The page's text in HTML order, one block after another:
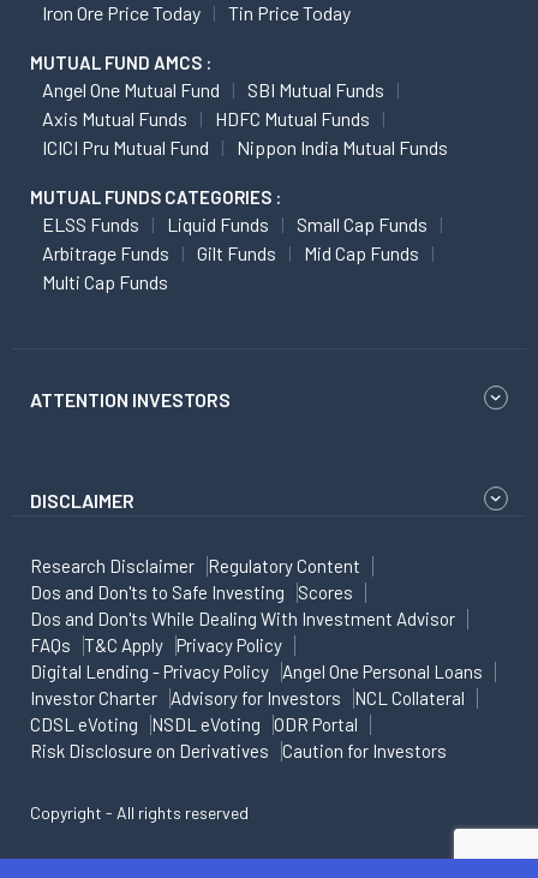
Iron Ore Price Today
Tin Price Today
MUTUAL FUND AMCS :
Angel One Mutual Fund
SBI Mutual Funds
Axis Mutual Funds
HDFC Mutual Funds
ICICI Pru Mutual Fund
Nippon India Mutual Funds
MUTUAL FUNDS CATEGORIES :
ELSS Funds Liquid Funds
Small Cap Funds
Arbitrage Funds
Gilt Funds
Mid Cap Funds
Multi Cap Funds
ATTENTION INVESTORS
DISCLAIMER
Research Disclaimer
Regulatory Content
Dos and Don'ts to Safe Investing
Scores
Dos and Don'ts While Dealing With Investment Advisor
FAQs
T&C Apply
Privacy Policy
Digital Lending - Privacy Policy
Angel One Personal Loans
Investor Charter
Advisory for Investors
NCL Collateral
CDSL eVoting
NSDL eVoting
ODR Portal
Risk Disclosure on Derivatives
Caution for Investors
Copyright - All rights reserved